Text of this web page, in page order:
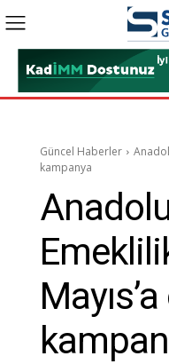
Güncel Haberler
kampanya